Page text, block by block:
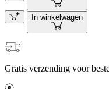
In winkelwagen
Gratis verzending voor